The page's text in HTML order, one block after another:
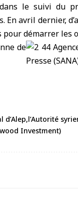
le suivi du
En avril dernier,
pour démarrer les
d’Alep l’Autorité
Investment)